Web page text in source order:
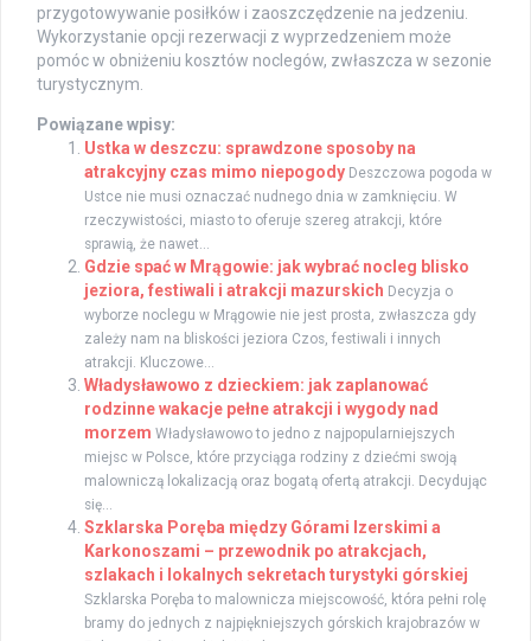
przygotowywanie posiłków i zaoszczędzenie na jedzeniu.
Wykorzystanie opcji rezerwacji z wyprzedzeniem może
pomóc w obniżeniu kosztów noclegów, zwłaszcza w sezonie
turystycznym.
Powiązane wpisy:
Ustka w deszczu: sprawdzone sposoby na
atrakcyjny czas mimo niepogody Deszczowa pogoda w
Ustce nie musi oznaczać nudnego dnia w zamknięciu. W
rzeczywistości, miasto to oferuje szereg atrakcji, które
sprawią, że nawet...
Gdzie spać w Mrągowie: jak wybrać nocleg blisko
jeziora, festiwali i atrakcji mazurskich Decyzja o
wyborze noclegu w Mrągowie nie jest prosta, zwłaszcza gdy
zależy nam na bliskości jeziora Czos, festiwali i innych
atrakcji. Kluczowe...
Władysławowo z dzieckiem: jak zaplanować
rodzinne wakacje pełne atrakcji i wygody nad
morzem Władysławowo to jedno z najpopularniejszych
miejsc w Polsce, które przyciąga rodziny z dziećmi swoją
malowniczą lokalizacją oraz bogatą ofertą atrakcji. Decydując
się...
Szklarska Poręba między Górami Izerskimi a
Karkonoszami – przewodnik po atrakcjach,
szlakach i lokalnych sekretach turystyki górskiej
Szklarska Poręba to malownicza miejscowość, która pełni rolę
bramy do jednych z najpiękniejszych górskich krajobrazów w